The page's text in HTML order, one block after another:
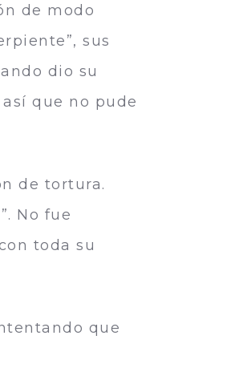
de modo
sus
dio su
que no pude
de tortura.
No fue
toda su
que